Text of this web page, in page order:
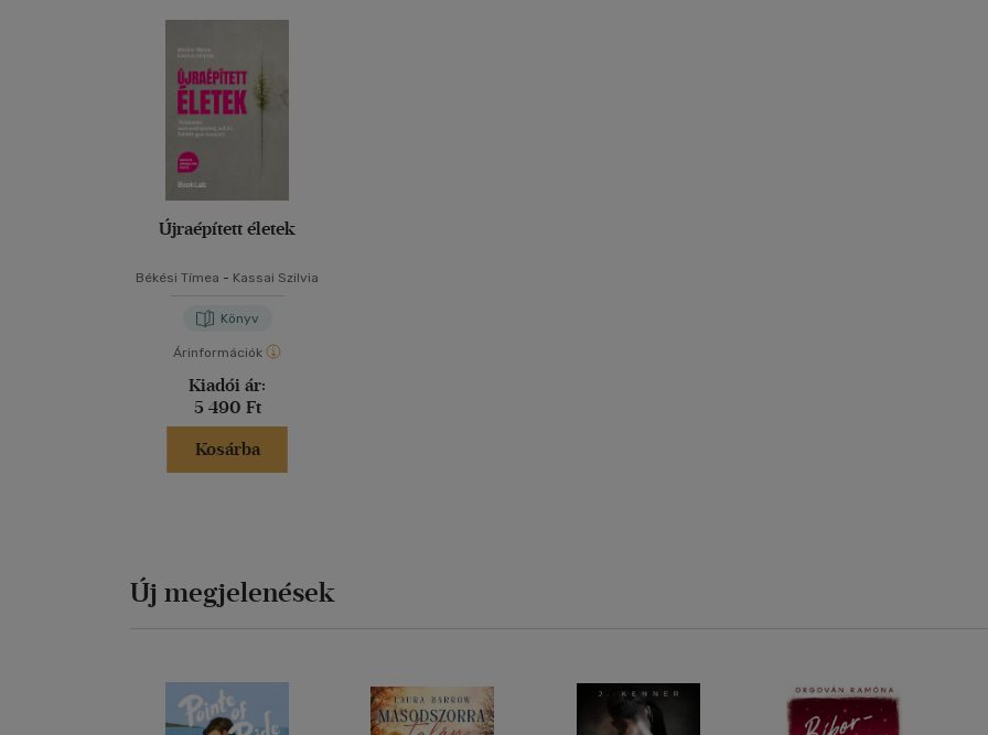
Újraépített életek
Békési Tímea - Kassai Szilvia
Könyv
Árinformációk
Kiadói ár:
5 490 Ft
Kosárba
Új megjelenések